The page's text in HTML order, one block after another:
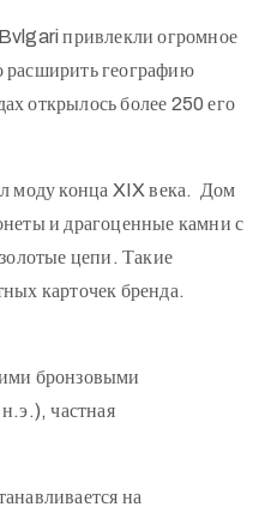
привлекли огромное
расширить географию
открылось более 250 его
моду конца XIX века. Дом
и драгоценные камни с
цепи. Такие
карточек бренда.
бронзовыми
частная
на